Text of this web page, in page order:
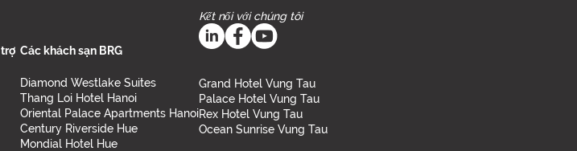
Các khách sạn BRG
Diamond Westlake Suites
Thang Loi Hotel Hanoi
Oriental Palace Apartments Hanoi
Century Riverside Hue
Mondial Hotel Hue
Kết nối với chúng tôi
Grand Hotel Vung Tau
Palace Hotel Vung Tau
Rex Hotel Vung Tau
Ocean Sunrise Vung Tau